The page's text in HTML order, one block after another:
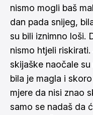
nismo mogli baš
dan pada snijeg,
su bili iznimno loši.
nismo htjeli
skijaške naočale
bila je magla i
mjere da nisi znao
samo se nadaš da